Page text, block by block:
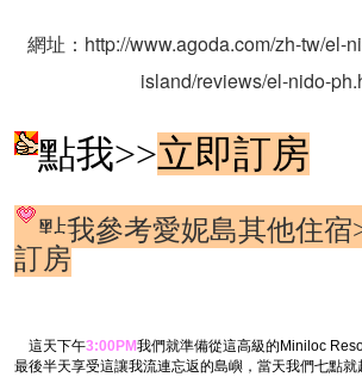
網址： http://www.agoda.com/zh-tw/el-
island/reviews/el-nido-
點我>>立即訂房
點我參考愛妮島其他住宿
訂房
這天下午3:00PM我們就準備從這高級的Miniloc
最後半天享受這讓我流連忘返的島嶼，當天我們七點